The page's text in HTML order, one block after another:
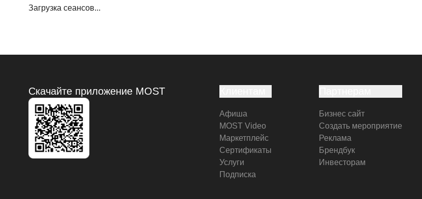
Загрузка сеансов...
Скачайте приложение MOST
Афиша
MOST Video
Маркетплейс
Сертификаты
Услуги
Подписка
Бизнес сайт
Создать мероприятие
Реклама
Брендбук
Инвесторам